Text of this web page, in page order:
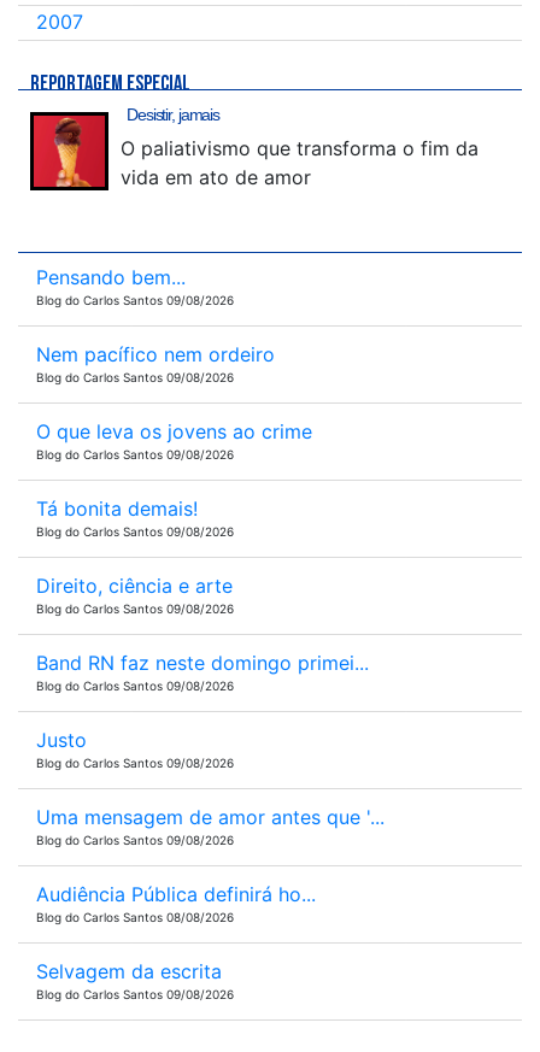
2007
REPORTAGEM ESPECIAL
Desistir, jamais
O paliativismo que transforma o fim da
vida em ato de amor
Pensando bem...
Blog do Carlos Santos 09/08/2026
Nem pacífico nem ordeiro
Blog do Carlos Santos 09/08/2026
O que leva os jovens ao crime
Blog do Carlos Santos 09/08/2026
Tá bonita demais!
Blog do Carlos Santos 09/08/2026
Direito, ciência e arte
Blog do Carlos Santos 09/08/2026
Band RN faz neste domingo primei...
Blog do Carlos Santos 09/08/2026
Justo
Blog do Carlos Santos 09/08/2026
Uma mensagem de amor antes que '...
Blog do Carlos Santos 09/08/2026
Audiência Pública definirá ho...
Blog do Carlos Santos 08/08/2026
Selvagem da escrita
Blog do Carlos Santos 09/08/2026